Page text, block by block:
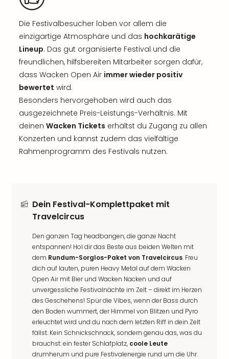
Die Festivalbesucher loben vor allem die
einzigartige Atmosphäre und das hochkarätige
Lineup. Das gut organisierte Festival und die
freundlichen, hilfsbereiten Mitarbeiter sorgen dafür,
dass Wacken Open Air immer wieder positiv
bewertet wird.
Besonders hervorgehoben wird auch das
ausgezeichnete Preis-Leistungs-Verhältnis. Mit
deinen Wacken Tickets erhältst du Zugang zu allen
Konzerten und kannst zudem das vielfältige
Rahmenprogramm des Festivals nutzen.
Dein Festival-Komplettpaket mit
Travelcircus
Den ganzen Tag headbangen, die ganze Nacht
entspannen! Hol dir das Beste aus beiden Welten mit
dem Rundum-Sorglos-Paket von Travelcircus. Freu
dich auf lauten, puren Heavy Metal auf dem Wacken
Open Air mit Bier und Wacken Nacken und auf
unvergessliche Festivalnächte im Zelt – direkt im Herzen
des Geschehens! Spür die Vibes, wenn der Bass durch
den Boden wummert, der Himmel von Blitzen und Pyro
erleuchtet wird und du nach dem letzten Riff in dein Zelt
fällst. Kein Schnickschnack, sondern genau das, was du
brauchst: ein fester Schlafplatz, coole Leute
drumherum und pure Festivalenergie rund um die Uhr.